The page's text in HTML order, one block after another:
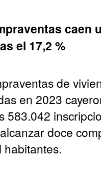
caen
el 17,2 %
de
en 2023
583.042
doce
habitantes.